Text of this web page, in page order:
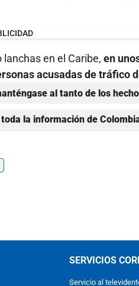
en el Caribe, en
acusadas de tráfico
al tanto de los
la información de
SERVICIOS
Servicio al